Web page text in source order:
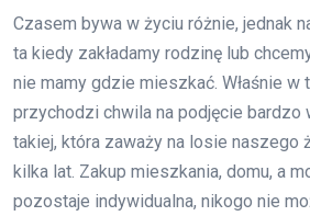
Czasem bywa w życiu różnie, jednak
ta kiedy zakładamy rodzinę lub
nie mamy gdzie mieszkać. Właśnie w
przychodzi chwila na podjęcie bardzo
takiej, która zaważy na losie naszego
kilka lat. Zakup mieszkania, domu, a
pozostaje indywidualna, nikogo nie